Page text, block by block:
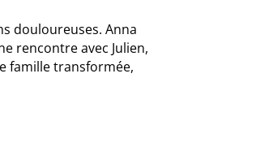
douloureuses. Anna
rencontre avec Julien,
famille transformée,